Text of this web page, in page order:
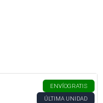
ENVÍOGRATIS
ÚLTIMA UNIDAD